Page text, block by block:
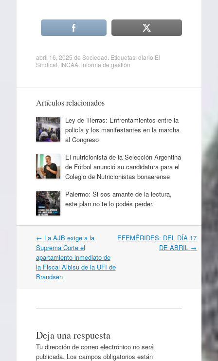
abril 16, 2025 de Sociedad . Etiquetas:diario El
Sindical INCAA, informe de gestión
Artículos relacionados
Ley de Tierras: Enfrentamientos entre la
policía y los manifestantes en la marcha
al Congreso
El nutricionista de la Selección Argentina
de Fútbol anunció su candidatura para el
Colegio de Nutricionistas bonaerense
Palermo: Si sos amante de la lectura,
este plan no te lo podés perder.
Navegación
por
artículos
← La AJB exige a la
Suprema Corte el
apartamiento inmediato de
la Fiscal Albisu de la UFI de
Brandsen
EFEMÉRIDES: DEL DÍA 17
DE ABRIL →
Deja una respuesta
Tu dirección de correo electrónico no será
publicada. Los campos obligatorios están